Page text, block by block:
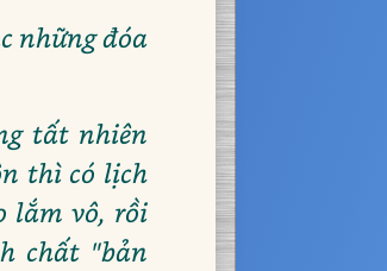
những đóa
tất nhiên
thì có lịch
lắm vô, rồi
chất "bản